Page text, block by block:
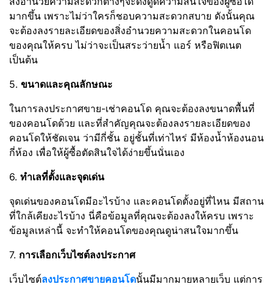
มากขึ้น เพราะไม่ว่าใครก็ชอบความสะดวกสบาย ดังนั้นคุณ
จะต้องลงรายละเอียดของสิ่งอำนวยความสะดวกในคอนโด
ของคุณให้ครบ ไม่ว่าจะเป็นสระว่ายน้ำ แอร์ หรือฟิตเนต
เป็นต้น
5. ขนาดและคุณลักษณะ
ในการลงประกาศขาย-เช่าคอนโด คุณจะต้องลงขนาดพื้นที่
ของคอนโดด้วย และที่สำคัญคุณจะต้องลงรายละเอียดของ
คอนโดให้ชัดเจน ว่ามีกี่ชั้น อยู่ชั้นที่เท่าไหร่ มีห้องน้ำห้องนอน
กี่ห้อง เพื่อให้ผู้ซื้อตัดสินใจได้ง่ายขึ้นนั่นเอง
6. ทำเลที่ตั้งและจุดเด่น
จุดเด่นของคอนโดมีอะไรบ้าง และคอนโดตั้งอยู่ที่ไหน มีสถาน
ที่ใกล้เคียงะไรบ้าง นี่คือข้อมูลที่คุณจะต้องลงให้ครบ เพราะ
ข้อมูลเหล่านี้ จะทำให้คอนโดของคุณดูน่าสนใจมากขึ้น
7. การเลือกเว็บไซต์ลงประกาศ
เว็บไซต์ลงประกาศขายคอนโดนั้นมีมากมายหลายเว็บ แต่การ